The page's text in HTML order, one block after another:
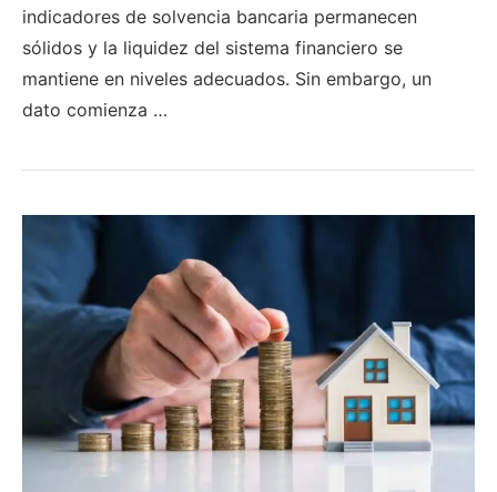
indicadores de solvencia bancaria permanecen
sólidos y la liquidez del sistema financiero se
mantiene en niveles adecuados. Sin embargo, un
dato comienza …